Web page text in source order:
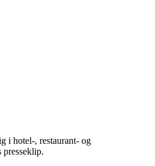
i hotel-, restaurant- og
presseklip.